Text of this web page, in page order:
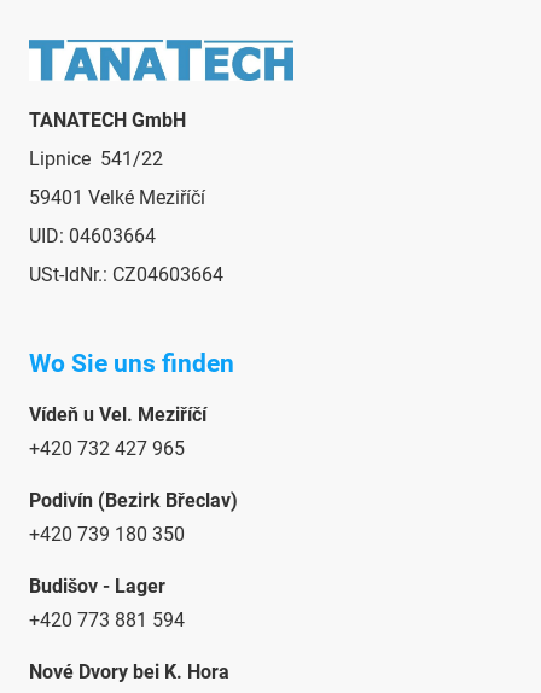
d
e
Fußzeile
TANATECH GmbH
Lipnice 541/22
59401 Velké Meziříčí
UID: 04603664
USt-IdNr.: CZ04603664
Wo Sie uns finden
Vídeň u Vel. Meziříčí
+420 732 427 965
Podivín (Bezirk Břeclav)
+420 739 180 350
Budišov - Lager
+420 773 881 594
Nové Dvory bei K. Hora